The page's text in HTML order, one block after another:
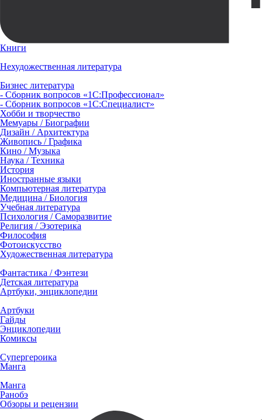
Книги
Нехудожественная литература
Бизнес литература
- Сборник вопросов «1С:Профессионал»
- Сборник вопросов «1С:Специалист»
Хобби и творчество
Мемуары / Биографии
Дизайн / Архитектура
Живопись / Графика
Кино / Музыка
Наука / Техника
История
Иностранные языки
Компьютерная литература
Медицина / Биология
Учебная литература
Психология / Саморазвитие
Религия / Эзотерика
Философия
Фотоискусство
Художественная литература
Фантастика / Фэнтези
Детская литература
Артбуки, энциклопедии
Артбуки
Гайды
Энциклопедии
Комиксы
Супергероика
Манга
Манга
Ранобэ
Обзоры и рецензии